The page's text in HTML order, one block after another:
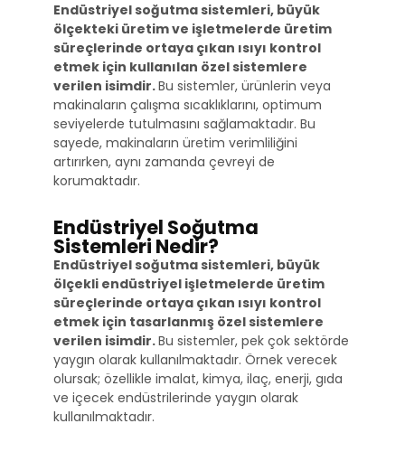
Endüstriyel soğutma sistemleri, büyük
ölçekteki üretim ve işletmelerde üretim
süreçlerinde ortaya çıkan ısıyı kontrol
etmek için kullanılan özel sistemlere
verilen isimdir.Bu sistemler, ürünlerin veya
makinaların çalışma sıcaklıklarını, optimum
seviyelerde tutulmasını sağlamaktadır. Bu
sayede, makinaların üretim verimliliğini
artırırken, aynı zamanda çevreyi de
korumaktadır.
Endüstriyel Soğutma
Sistemleri Nedir?
Endüstriyel soğutma sistemleri, büyük
ölçekli endüstriyel işletmelerde üretim
süreçlerinde ortaya çıkan ısıyı kontrol
etmek için tasarlanmış özel sistemlere
verilen isimdir.Bu sistemler, pek çok sektörde
yaygın olarak kullanılmaktadır. Örnek verecek
olursak; özellikle imalat, kimya, ilaç, enerji, gıda
ve içecek endüstrilerinde yaygın olarak
kullanılmaktadır.